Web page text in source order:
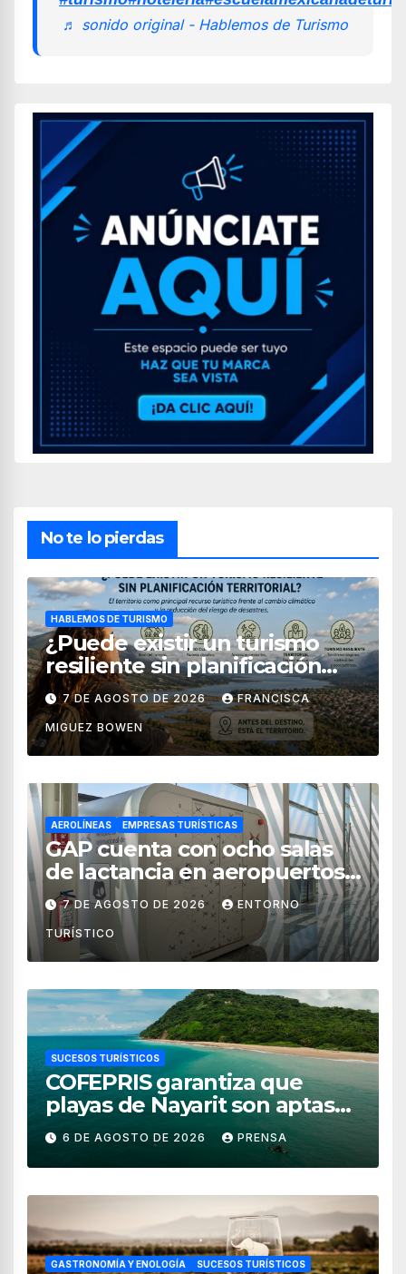
♬ sonido original - Hablemos de Turismo
No te lo pierdas
HABLEMOS DE TURISMO
¿Puede existir un turismo
resiliente sin planificación
territorial?
7 DE AGOSTO DE 2026 FRANCISCA
MIGUEZ BOWEN
AEROLÍNEAS EMPRESAS TURÍSTICAS
GAP cuenta con ocho salas
de lactancia en aeropuertos
de México
7 DE AGOSTO DE 2026 ENTORNO
TURÍSTICO
SUCESOS TURÍSTICOS
COFEPRIS garantiza que
playas de Nayarit son aptas
para uso recreativo
6 DE AGOSTO DE 2026 PRENSA
GASTRONOMÍA Y ENOLOGÍA SUCESOS TURÍSTICOS